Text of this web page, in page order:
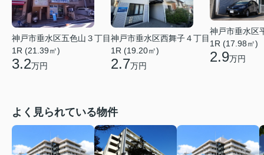
神戸市垂水区五色山３丁目
1R (21.39㎡)
3.2万円
神戸市垂水区西舞子４丁目
1R (19.20㎡)
2.7万円
神戸市垂水区
1R (17.98㎡)
2.9万円
よく見られている物件